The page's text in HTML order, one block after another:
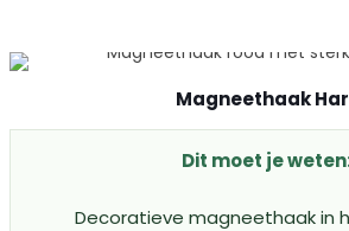
Magneethaak
Dit moet je
Decoratieve magneethaak in